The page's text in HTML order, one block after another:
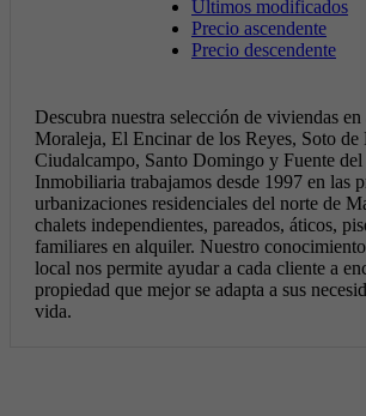
Últimos modificados
Precio ascendente
Precio descendente
Descubra nuestra selección de viviendas
Moraleja, El Encinar de los Reyes, Soto de
Ciudalcampo, Santo Domingo y Fuente
Inmobiliaria trabajamos desde 1997 en las
urbanizaciones residenciales del norte de
chalets independientes, pareados, áticos,
familiares en alquiler. Nuestro
local nos permite ayudar a cada cliente a
propiedad que mejor se adapta a sus
vida.